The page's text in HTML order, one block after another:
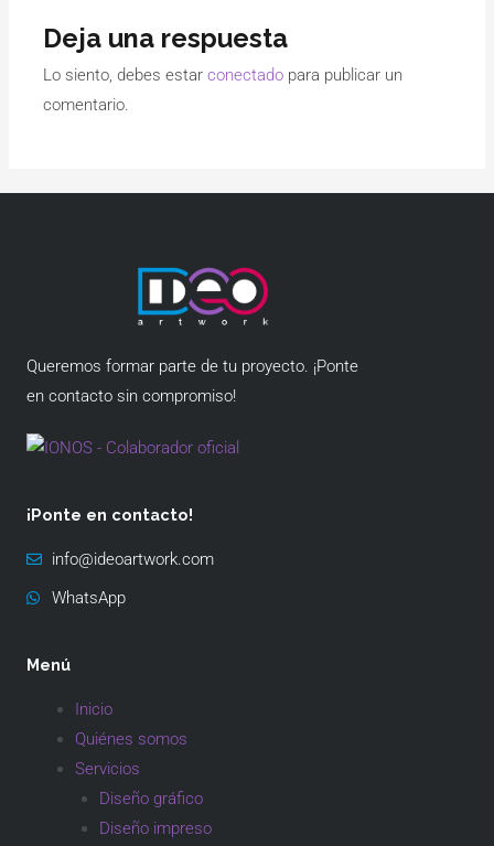
Deja una respuesta
Lo siento, debes estarconectado para publicar un
comentario.
Queremos formar parte de tu proyecto. ¡Ponte
en contacto sin compromiso!
¡Ponte en contacto!
info@ideoartwork.com
WhatsApp
Menú
Inicio
Quiénes somos
Servicios
Diseño gráfico
Diseño impreso